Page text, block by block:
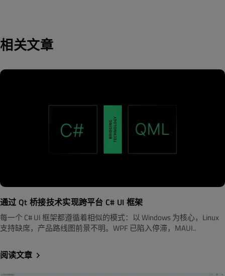
相关文章
通过 Qt 桥接技术实现跨平台 C# UI 框架
每一个 C# UI 框架都遵循着相似的模式：以 Windows 为核心，Linux
支持缺席，产品路线图前景不明。WPF 已陷入停滞，MAUI..
阅读文章